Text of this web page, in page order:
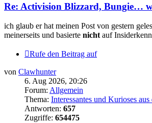
Re: Activision Blizzard, Bungie…
ich glaub er hat meinen Post von gestern
meinerseits und basierte nichtauf
Rufe den Beitrag auf
von Clawhunter
6. Aug 2026, 20:26
Forum: Allgemein
Thema: Interessantes und Kurioses
Antworten: 657
Zugriffe: 654475